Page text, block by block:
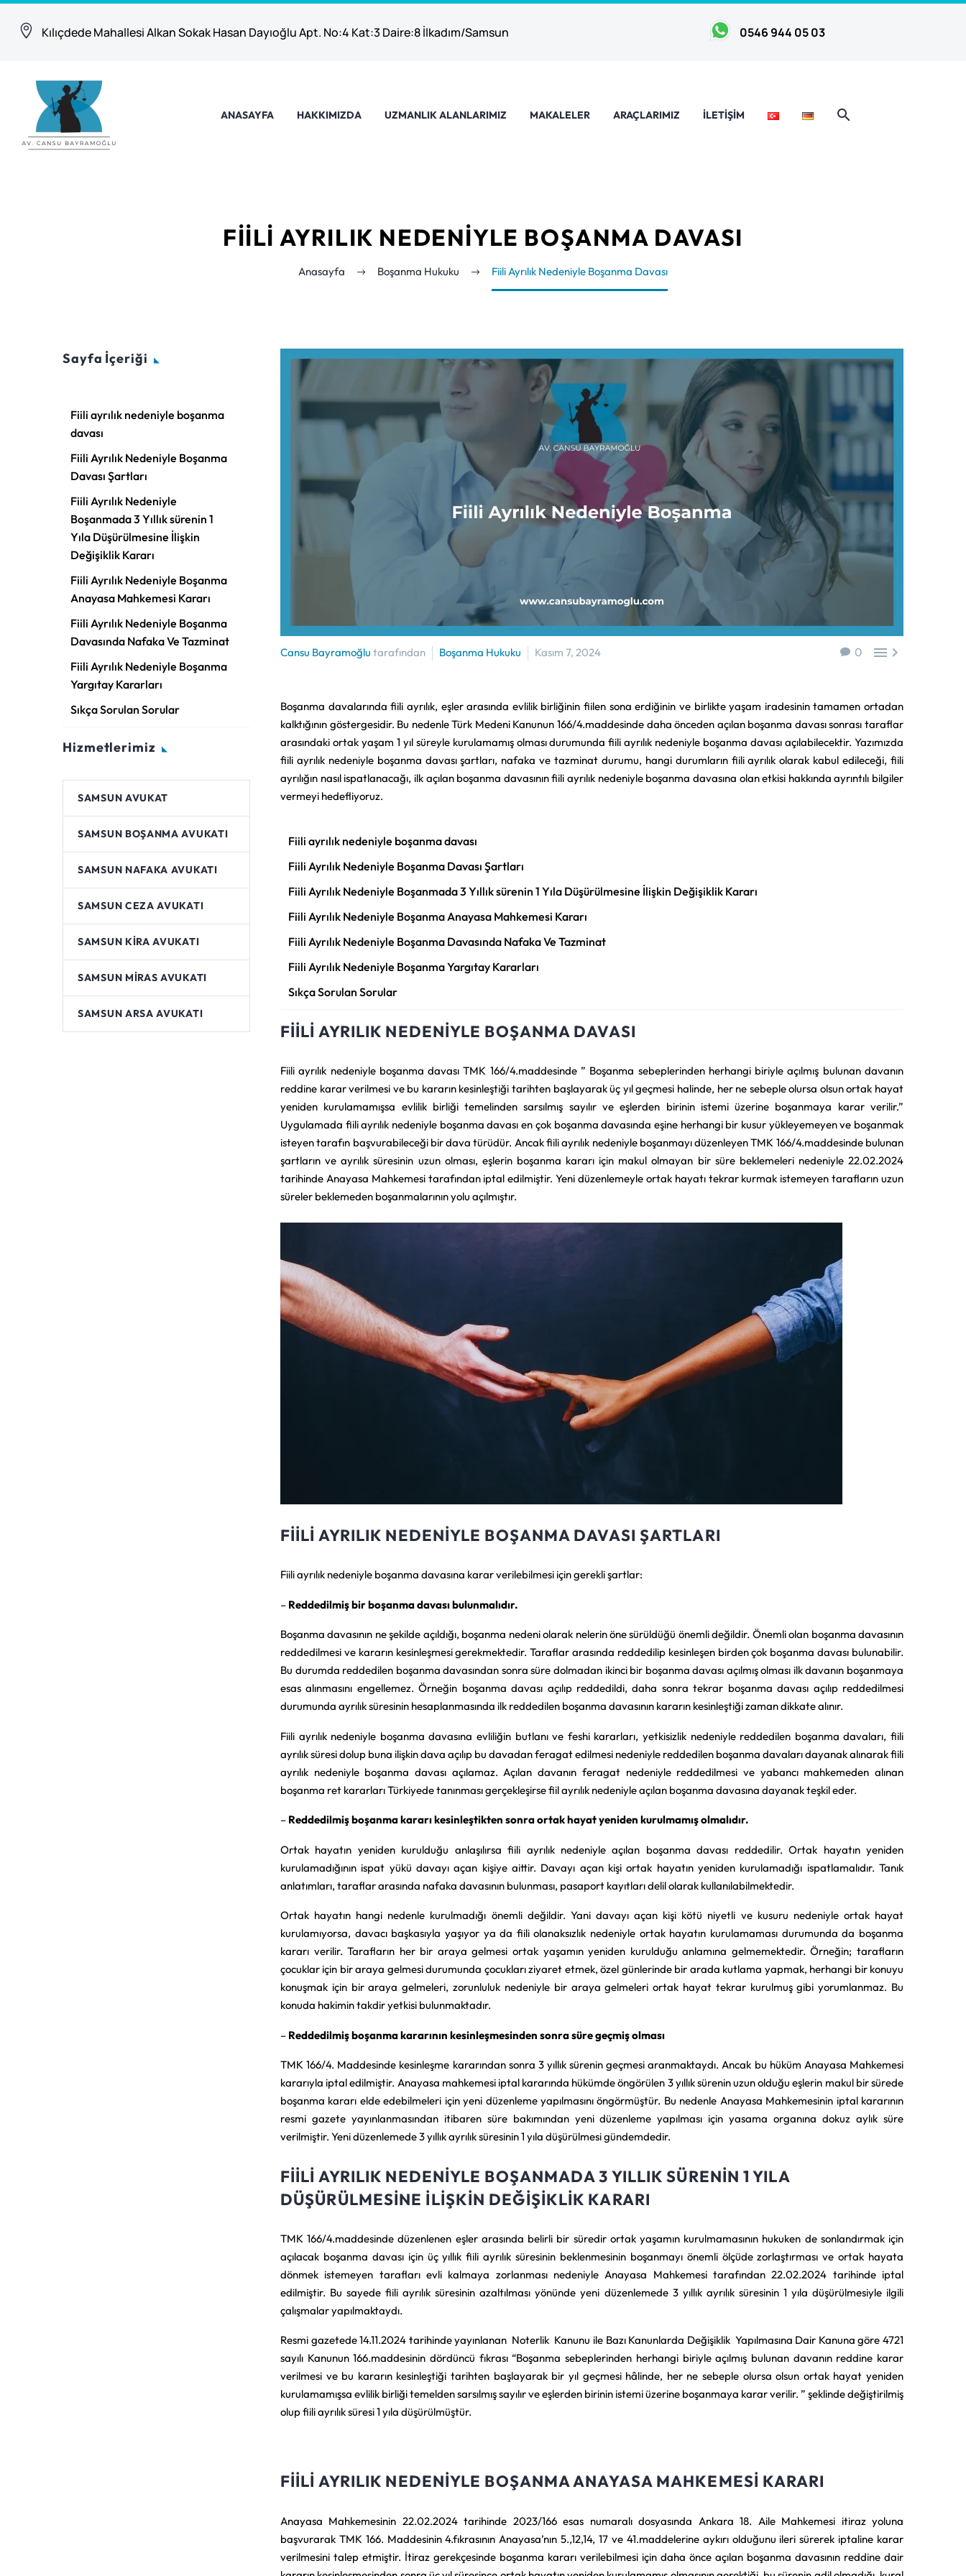
Kılıçdede Mahallesi Alkan Sokak Hasan Dayıoğlu Apt. No:4 Kat:3 Daire:8 İlkadım/Samsun 0546 944 05 03
ANASAYFA HAKKIMIZDA UZMANLIK ALANLARIMIZ MAKALELER ARAÇLARIMIZ İLETIŞIM
FIILI AYRILIK NEDENIYLE BOŞANMA DAVASI
Anasayfa Boşanma Hukuku Fiili Ayrılık Nedeniyle Boşanma Davası
0 
Cansu Bayramoğlu tarafından Boşanma Hukuku Kasım 7, 2024
Boşanma davalarında fiili ayrılık, eşler arasında evlilik birliğinin fiilen sona erdiğinin ve birlikte yaşam iradesinin tamamen ortadan
kalktığının göstergesidir. Bu nedenle Türk Medeni Kanunun 166/4.maddesinde daha önceden açılan boşanma davası sonrası taraflar
arasındaki ortak yaşam 1 yıl süreyle kurulamamış olması durumunda fiili ayrılık nedeniyle boşanma davası açılabilecektir. Yazımızda
fiili ayrılık nedeniyle boşanma davası şartları, nafaka ve tazminat durumu, hangi durumların fiili ayrılık olarak kabul edileceği, fiili
ayrılığın nasıl ispatlanacağı, ilk açılan boşanma davasının fiili ayrılık nedeniyle boşanma davasına olan etkisi hakkında ayrıntılı bilgiler
vermeyi hedefliyoruz.
Fiili ayrılık nedeniyle boşanma davası
Fiili Ayrılık Nedeniyle Boşanma Davası Şartları
Fiili Ayrılık Nedeniyle Boşanmada 3 Yıllık sürenin 1 Yıla Düşürülmesine İlişkin Değişiklik Kararı
Fiili Ayrılık Nedeniyle Boşanma Anayasa Mahkemesi Kararı
Fiili Ayrılık Nedeniyle Boşanma Davasında Nafaka Ve Tazminat
Fiili Ayrılık Nedeniyle Boşanma Yargıtay Kararları
Sıkça Sorulan Sorular
FIILI AYRILIK NEDENIYLE BOŞANMA DAVASI
Fiili ayrılık nedeniyle boşanma davası TMK 166/4.maddesinde ” Boşanma sebeplerinden herhangi biriyle açılmış bulunan davanın
reddine karar verilmesi ve bu kararın kesinleştiği tarihten başlayarak üç yıl geçmesi halinde, her ne sebeple olursa olsun ortak hayat
yeniden kurulamamışsa evlilik birliği temelinden sarsılmış sayılır ve eşlerden birinin istemi üzerine boşanmaya karar verilir.”
Uygulamada fiili ayrılık nedeniyle boşanma davası en çok boşanma davasında eşine herhangi bir kusur yükleyemeyen ve boşanmak
isteyen tarafın başvurabileceği bir dava türüdür. Ancak fiili ayrılık nedeniyle boşanmayı düzenleyen TMK 166/4.maddesinde bulunan
şartların ve ayrılık süresinin uzun olması, eşlerin boşanma kararı için makul olmayan bir süre beklemeleri nedeniyle 22.02.2024
tarihinde Anayasa Mahkemesi tarafından iptal edilmiştir. Yeni düzenlemeyle ortak hayatı tekrar kurmak istemeyen tarafların uzun
süreler beklemeden boşanmalarının yolu açılmıştır.
FIILI AYRILIK NEDENIYLE BOŞANMA DAVASI ŞARTLARI
Fiili ayrılık nedeniyle boşanma davasına karar verilebilmesi için gerekli şartlar:
– Reddedilmiş bir boşanma davası bulunmalıdır.
Boşanma davasının ne şekilde açıldığı, boşanma nedeni olarak nelerin öne sürüldüğü önemli değildir. Önemli olan boşanma davasının
reddedilmesi ve kararın kesinleşmesi gerekmektedir. Taraflar arasında reddedilip kesinleşen birden çok boşanma davası bulunabilir.
Bu durumda reddedilen boşanma davasından sonra süre dolmadan ikinci bir boşanma davası açılmış olması ilk davanın boşanmaya
esas alınmasını engellemez. Örneğin boşanma davası açılıp reddedildi, daha sonra tekrar boşanma davası açılıp reddedilmesi
durumunda ayrılık süresinin hesaplanmasında ilk reddedilen boşanma davasının kararın kesinleştiği zaman dikkate alınır.
Fiili ayrılık nedeniyle boşanma davasına evliliğin butlanı ve feshi kararları, yetkisizlik nedeniyle reddedilen boşanma davaları, fiili
ayrılık süresi dolup buna ilişkin dava açılıp bu davadan feragat edilmesi nedeniyle reddedilen boşanma davaları dayanak alınarak fiili
ayrılık nedeniyle boşanma davası açılamaz. Açılan davanın feragat nedeniyle reddedilmesi ve yabancı mahkemeden alınan
boşanma ret kararları Türkiyede tanınması gerçekleşirse fiil ayrılık nedeniyle açılan boşanma davasına dayanak teşkil eder.
– Reddedilmiş boşanma kararı kesinleştikten sonra ortak hayat yeniden kurulmamış olmalıdır.
Ortak hayatın yeniden kurulduğu anlaşılırsa fiili ayrılık nedeniyle açılan boşanma davası reddedilir. Ortak hayatın yeniden
kurulamadığının ispat yükü davayı açan kişiye aittir. Davayı açan kişi ortak hayatın yeniden kurulamadığı ispatlamalıdır. Tanık
anlatımları, taraflar arasında nafaka davasının bulunması, pasaport kayıtları delil olarak kullanılabilmektedir.
Ortak hayatın hangi nedenle kurulmadığı önemli değildir. Yani davayı açan kişi kötü niyetli ve kusuru nedeniyle ortak hayat
kurulamıyorsa, davacı başkasıyla yaşıyor ya da fiili olanaksızlık nedeniyle ortak hayatın kurulamaması durumunda da boşanma
kararı verilir. Tarafların her bir araya gelmesi ortak yaşamın yeniden kurulduğu anlamına gelmemektedir. Örneğin; tarafların
çocuklar için bir araya gelmesi durumunda çocukları ziyaret etmek, özel günlerinde bir arada kutlama yapmak, herhangi bir konuyu
konuşmak için bir araya gelmeleri, zorunluluk nedeniyle bir araya gelmeleri ortak hayat tekrar kurulmuş gibi yorumlanmaz. Bu
konuda hakimin takdir yetkisi bulunmaktadır.
– Reddedilmiş boşanma kararının kesinleşmesinden sonra süre geçmiş olması
TMK 166/4. Maddesinde kesinleşme kararından sonra 3 yıllık sürenin geçmesi aranmaktaydı. Ancak bu hüküm Anayasa Mahkemesi
kararıyla iptal edilmiştir. Anayasa mahkemesi iptal kararında hükümde öngörülen 3 yıllık sürenin uzun olduğu eşlerin makul bir sürede
boşanma kararı elde edebilmeleri için yeni düzenleme yapılmasını öngörmüştür. Bu nedenle Anayasa Mahkemesinin iptal kararının
resmi gazete yayınlanmasından itibaren süre bakımından yeni düzenleme yapılması için yasama organına dokuz aylık süre
verilmiştir. Yeni düzenlemede 3 yıllık ayrılık süresinin 1 yıla düşürülmesi gündemdedir.
FIILI AYRILIK NEDENIYLE BOŞANMADA 3 YILLIK SÜRENIN 1 YILA
DÜŞÜRÜLMESINE İLIŞKIN DEĞIŞIKLIK KARARI
TMK 166/4.maddesinde düzenlenen eşler arasında belirli bir süredir ortak yaşamın kurulmamasının hukuken de sonlandırmak için
açılacak boşanma davası için üç yıllık fiili ayrılık süresinin beklenmesinin boşanmayı önemli ölçüde zorlaştırması ve ortak hayata
dönmek istemeyen tarafları evli kalmaya zorlanması nedeniyle Anayasa Mahkemesi tarafından 22.02.2024 tarihinde iptal
edilmiştir. Bu sayede fiili ayrılık süresinin azaltılması yönünde yeni düzenlemede 3 yıllık ayrılık süresinin 1 yıla düşürülmesiyle ilgili
çalışmalar yapılmaktaydı.
Resmi gazetede 14.11.2024 tarihinde yayınlanan Noterlik Kanunu ile Bazı Kanunlarda Değişiklik Yapılmasına Dair Kanuna göre 4721
sayılı Kanunun 166.maddesinin dördüncü fıkrası “Boşanma sebeplerinden herhangi biriyle açılmış bulunan davanın reddine karar
verilmesi ve bu kararın kesinleştiği tarihten başlayarak bir yıl geçmesi hâlinde, her ne sebeple olursa olsun ortak hayat yeniden
kurulamamışsa evlilik birliği temelden sarsılmış sayılır ve eşlerden birinin istemi üzerine boşanmaya karar verilir. ” şeklinde değiştirilmiş
olup fiili ayrılık süresi 1 yıla düşürülmüştür.
FIILI AYRILIK NEDENIYLE BOŞANMA ANAYASA MAHKEMESI KARARI
Anayasa Mahkemesinin 22.02.2024 tarihinde 2023/166 esas numaralı dosyasında Ankara 18. Aile Mahkemesi itiraz yoluna
başvurarak TMK 166. Maddesinin 4.fıkrasının Anayasa’nın 5.,12,14, 17 ve 41.maddelerine aykırı olduğunu ileri sürerek iptaline karar
verilmesini talep etmiştir. İtiraz gerekçesinde boşanma kararı verilebilmesi için daha önce açılan boşanma davasının reddine dair
Sayfa İçeriği
Fiili ayrılık nedeniyle boşanma
davası
Fiili Ayrılık Nedeniyle Boşanma
Davası Şartları
Fiili Ayrılık Nedeniyle
Boşanmada 3 Yıllık sürenin 1
Yıla Düşürülmesine İlişkin
Değişiklik Kararı
Fiili Ayrılık Nedeniyle Boşanma
Anayasa Mahkemesi Kararı
Fiili Ayrılık Nedeniyle Boşanma
Davasında Nafaka Ve Tazminat
Fiili Ayrılık Nedeniyle Boşanma
Yargıtay Kararları
Sıkça Sorulan Sorular
Hizmetlerimiz
SAMSUN AVUKAT
SAMSUN BOŞANMA AVUKATI
SAMSUN NAFAKA AVUKATI
SAMSUN CEZA AVUKATI
SAMSUN KIRA AVUKATI
SAMSUN MIRAS AVUKATI
SAMSUN ARSA AVUKATI